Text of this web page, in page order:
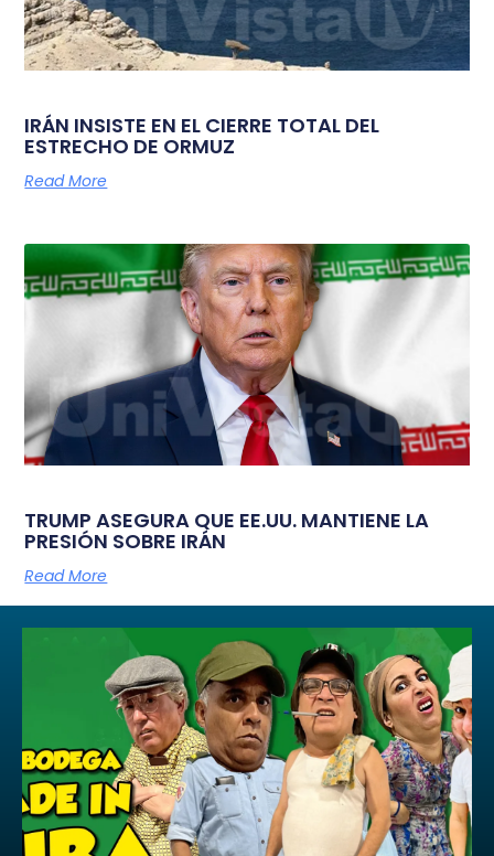
IRÁN INSISTE EN EL CIERRE TOTAL DEL
ESTRECHO DE ORMUZ
Read More
TRUMP ASEGURA QUE EE.UU. MANTIENE LA
PRESIÓN SOBRE IRÁN
Read More